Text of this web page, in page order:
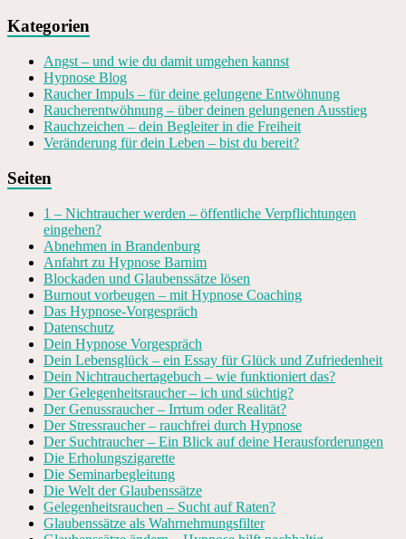
Kategorien
Angst – und wie du damit umgehen kannst
Hypnose Blog
Raucher Impuls – für deine gelungene Entwöhnung
Raucherentwöhnung – über deinen gelungenen Ausstieg
Rauchzeichen – dein Begleiter in die Freiheit
Veränderung für dein Leben – bist du bereit?
Seiten
1 – Nichtraucher werden – öffentliche Verpflichtungen
eingehen?
Abnehmen in Brandenburg
Anfahrt zu Hypnose Barnim
Blockaden und Glaubenssätze lösen
Burnout vorbeugen – mit Hypnose Coaching
Das Hypnose-Vorgespräch
Datenschutz
Dein Hypnose Vorgespräch
Dein Lebensglück – ein Essay für Glück und Zufriedenheit
Dein Nichtrauchertagebuch – wie funktioniert das?
Der Gelegenheitsraucher – ich und süchtig?
Der Genussraucher – Irrtum oder Realität?
Der Stressraucher – rauchfrei durch Hypnose
Der Suchtraucher – Ein Blick auf deine Herausforderungen
Die Erholungszigarette
Die Seminarbegleitung
Die Welt der Glaubenssätze
Gelegenheitsrauchen – Sucht auf Raten?
Glaubenssätze als Wahrnehmungsfilter